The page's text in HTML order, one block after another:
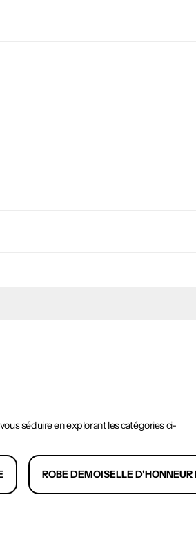
séduire en explorant les catégories ci-
ROBE DEMOISELLE D'HONNEUR